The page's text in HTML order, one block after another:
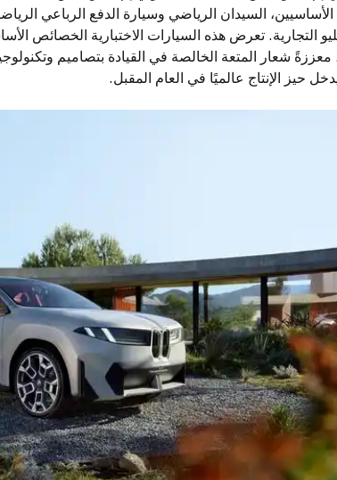
الأساسيين، السيدان الرياضي وسيارة الدفع الرباعي
التجارية. تعرض هذه السيارات الاختبارية الخصائص
معززةً شعار المتعة الخالصة في القيادة بتصاميم
حيز الإنتاج عالميًا في العام المقبل.